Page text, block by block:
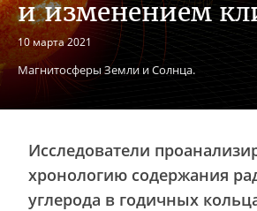
и изменением
10 марта 2021
Магнитосферы Земли и Солнца.
Исследователи
хронологию содержания
углерода в годичных